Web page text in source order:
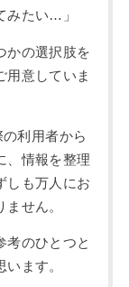
みたい…」
かの選択肢を
用意していま
利用者から
、情報を整理
しも万人にお
せん。
考のひとつと
ます。